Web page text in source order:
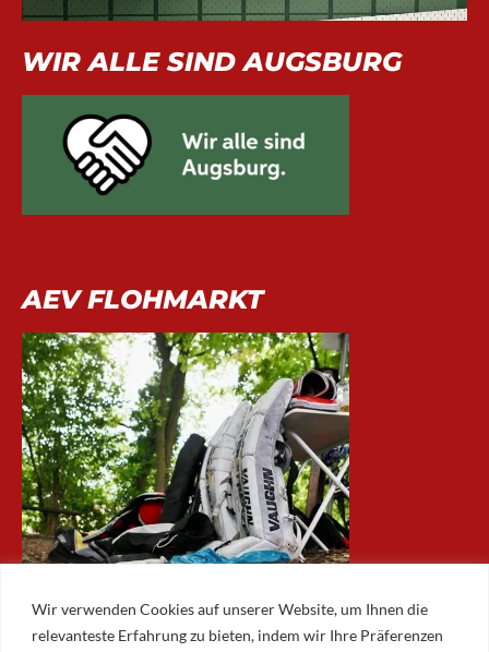
Wir verwenden Cookies auf unserer Website, um Ihnen die
relevanteste Erfahrung zu bieten, indem wir Ihre Präferenzen
WIR ALLE SIND AUGSBURG
AEV FLOHMARKT